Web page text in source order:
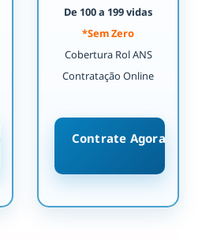
De 100 a 199 vidas
*Sem Zero
Cobertura Rol ANS
Contratação Online
Contrate Agora